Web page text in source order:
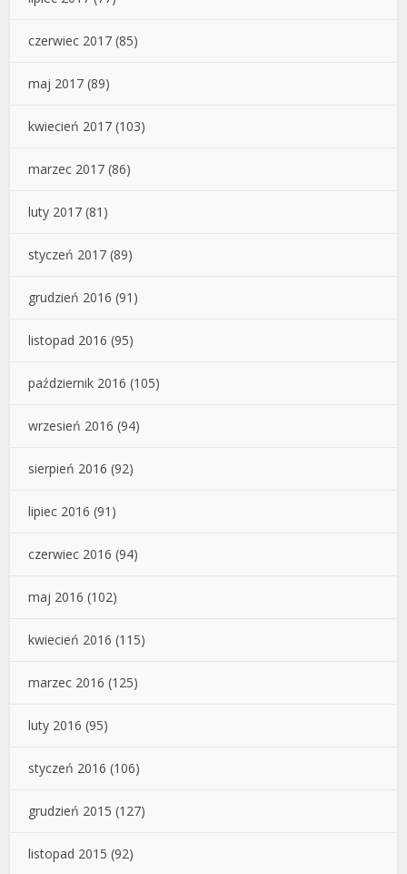
czerwiec 2017 (85)
maj 2017 (89)
kwiecień 2017 (103)
marzec 2017 (86)
luty 2017 (81)
styczeń 2017 (89)
grudzień 2016 (91)
listopad 2016 (95)
październik 2016 (105)
wrzesień 2016 (94)
sierpień 2016 (92)
lipiec 2016 (91)
czerwiec 2016 (94)
maj 2016 (102)
kwiecień 2016 (115)
marzec 2016 (125)
luty 2016 (95)
styczeń 2016 (106)
grudzień 2015 (127)
listopad 2015 (92)